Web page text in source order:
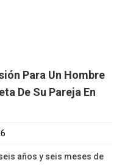
Para Un Hombre
De Su Pareja En
años y seis meses de